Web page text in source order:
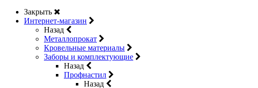
Закрыть
Интернет-магазин
Назад
Металлопрокат
Кровельные материалы
Заборы и комплектующие
Назад
Профнастил
Назад